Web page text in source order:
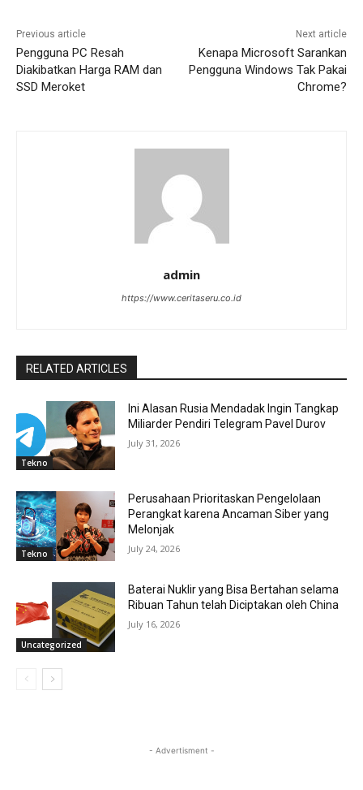
Previous article
Pengguna PC Resah
Diakibatkan Harga RAM dan
SSD Meroket
Next article
Kenapa Microsoft Sarankan
Pengguna Windows Tak Pakai
Chrome?
admin
https://www.ceritaseru.co.id
RELATED ARTICLES
Tekno
Ini Alasan Rusia Mendadak Ingin Tangkap
Miliarder Pendiri Telegram Pavel Durov
July 31, 2026
Tekno
Perusahaan Prioritaskan Pengelolaan
Perangkat karena Ancaman Siber yang
Melonjak
July 24, 2026
Uncategorized
Baterai Nuklir yang Bisa Bertahan selama
Ribuan Tahun telah Diciptakan oleh China
July 16, 2026
- Advertisment -